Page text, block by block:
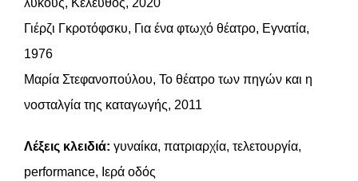
λύκους, Κέλευθος, 2020
Γιέρζι Γκροτόφσκυ, Για ένα φτωχό θέατρο, Εγνατία,
1976
Μαρία Στεφανοπούλου, Το θέατρο των πηγών και η
νοσταλγία της καταγωγής, 2011
Λέξεις κλειδιά: γυναίκα, πατριαρχία, τελετουργία,
performance, Ιερά οδός